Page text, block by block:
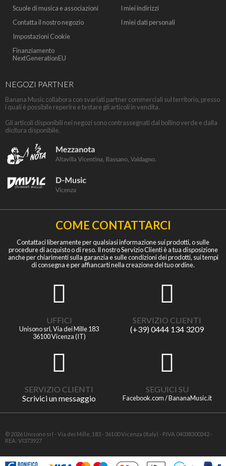
Scuole di musica e associazioni
Contatta il nostro negozio
Impostazioni Cookie
Finanziamento
NextGenerationEU
I miei indirizzi
I miei dati personali
NEGOZI PARTNER
Banana Music collabora con svariati partner commerciali sul territorio, presso
i quali è possibile reperire e testare gli articoli in vendita.
Gli articoli disponibili nei negozi sono contrassegnati dal bollino verde e dalla
dicitura disponibile.
COME CONTATTARCI
Contattaci liberamente per qualsiasi informazione sui prodotti, o sulle
procedure di acquisto o di reso. Il nostro Servizio Clienti è a tua disposizione
anche per chiarimenti sulla garanzia e sulle condizioni dei prodotti, sui tempi
di consegna e per affiancarti nella creazione del tuo ordine.
UFFICI
Unisono srl, Via dei Mille 183
36100 Vicenza (IT)
SERVIZIO CLIENTI
(+39) 0444 134 3209
SERVIZIO CLIENTI
Scrivici un messaggio
SEGUICI SU
Facebook.com / BananaMusic.it
© 2026 Unisono srl - Via dei Mille, 183 - 36100 Vicenza (Italy) - P.IVA 04038300242 -
REA: VI373927